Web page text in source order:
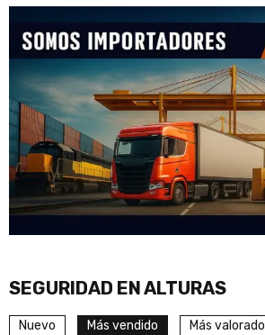
SEGURIDAD EN ALTURAS
Nuevo Más vendido Más valorado